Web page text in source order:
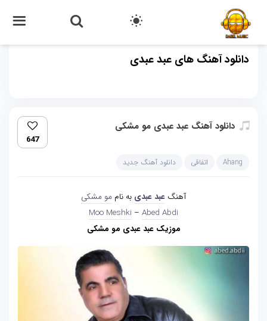
دانلود آهنگ های عبد عبدی
دانلود آهنگ عبد عبدی مو مشکی
647
Ahang اتفاقی دانلود آهنگ جدید
آهنگ عبد عبدی به نام مو مشکی
Abed Abdi‏
–
Moo Meshki
موزیک عبد عبدی مو مشکی